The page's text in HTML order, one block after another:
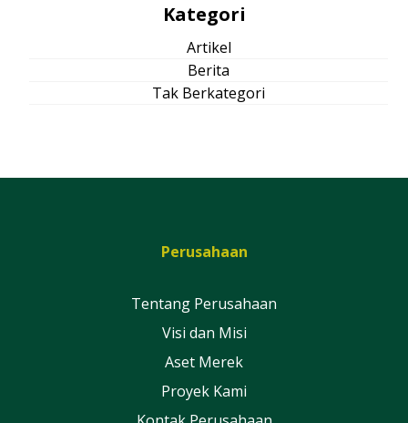
Kategori
Artikel
Berita
Tak Berkategori
Perusahaan
Tentang Perusahaan
Visi dan Misi
Aset Merek
Proyek Kami